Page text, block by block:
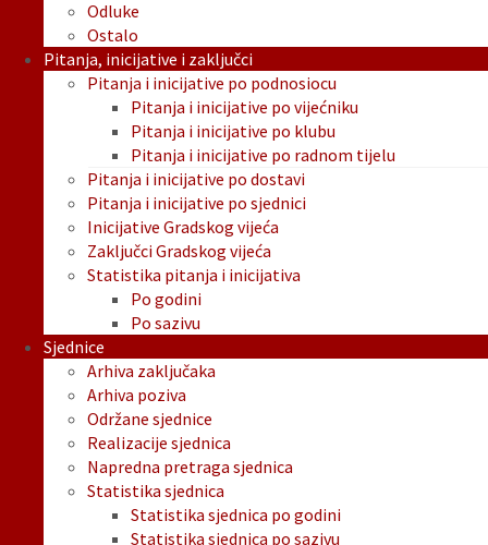
Odluke
Ostalo
Pitanja, inicijative i zaključci
Pitanja i inicijative po podnosiocu
Pitanja i inicijative po vijećniku
Pitanja i inicijative po klubu
Pitanja i inicijative po radnom tijelu
Pitanja i inicijative po dostavi
Pitanja i inicijative po sjednici
Inicijative Gradskog vijeća
Zaključci Gradskog vijeća
Statistika pitanja i inicijativa
Po godini
Po sazivu
Sjednice
Arhiva zaključaka
Arhiva poziva
Održane sjednice
Realizacije sjednica
Napredna pretraga sjednica
Statistika sjednica
Statistika sjednica po godini
Statistika sjednica po sazivu